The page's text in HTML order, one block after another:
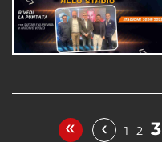
« ‹ 1 2 3